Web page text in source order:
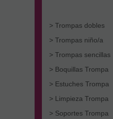
> Trompas dobles
> Trompas niño/a
> Trompas sencillas
> Boquillas Trompa
> Estuches Trompa
> Limpieza Trompa
> Soportes Trompa